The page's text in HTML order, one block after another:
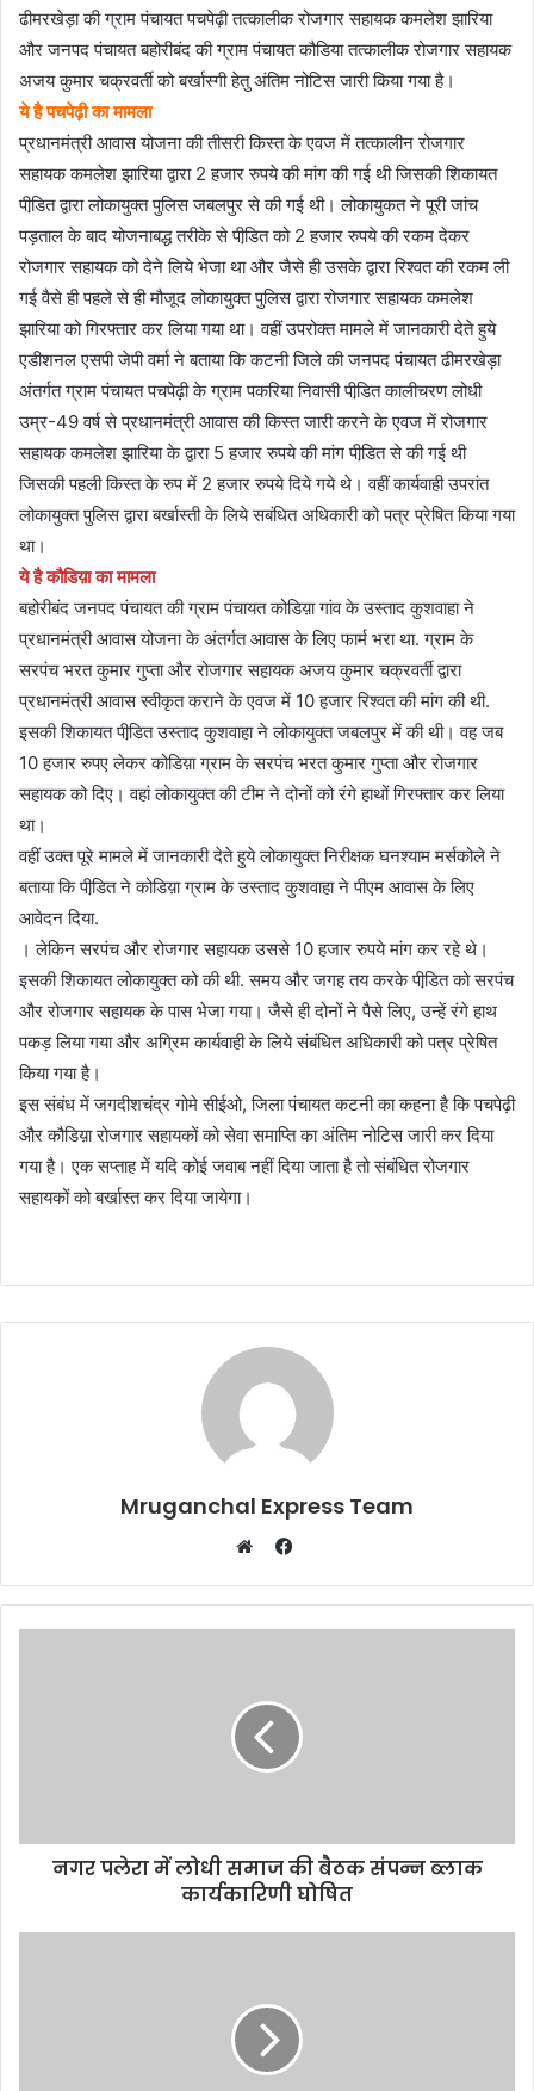
ढीमरखेड़ा की ग्राम पंचायत पचपेढ़ी तत्कालीक रोजगार सहायक कमलेश झारिया
और जनपद पंचायत बहोरीबंद की ग्राम पंचायत कौडिया तत्कालीक रोजगार सहायक
अजय कुमार चक्रवर्ती को बर्खास्गी हेतु अंतिम नोटिस जारी किया गया है।
ये है पचपेढ़ी का मामला
प्रधानमंत्री आवास योजना की तीसरी किस्त के एवज में तत्कालीन रोजगार
सहायक कमलेश झारिया द्वारा 2 हजार रुपये की मांग की गई थी जिसकी शिकायत
पीडि़त द्वारा लोकायुक्त पुलिस जबलपुर से की गई थी। लोकायुकत ने पूरी जांच
पड़ताल के बाद योजनाबद्ध तरीके से पीडि़त को 2 हजार रुपये की रकम देकर
रोजगार सहायक को देने लिये भेजा था और जैसे ही उसके द्वारा रिश्वत की रकम ली
गई वैसे ही पहले से ही मौजूद लोकायुक्त पुलिस द्वारा रोजगार सहायक कमलेश
झारिया को गिरफ्तार कर लिया गया था। वहीं उपरोक्त मामले में जानकारी देते हुये
एडीशनल एसपी जेपी वर्मा ने बताया कि कटनी जिले की जनपद पंचायत ढीमरखेड़ा
अंतर्गत ग्राम पंचायत पचपेढ़ी के ग्राम पकरिया निवासी पीडि़त कालीचरण लोधी
उम्र-49 वर्ष से प्रधानमंत्री आवास की किस्त जारी करने के एवज में रोजगार
सहायक कमलेश झारिया के द्वारा 5 हजार रुपये की मांग पीडि़त से की गई थी
जिसकी पहली किस्त के रुप में 2 हजार रुपये दिये गये थे। वहीं कार्यवाही उपरांत
लोकायुक्त पुलिस द्वारा बर्खास्ती के लिये सबंधित अधिकारी को पत्र प्रेषित किया गया
था।
ये है कौडिय़ा का मामला
बहोरीबंद जनपद पंचायत की ग्राम पंचायत कोडिय़ा गांव के उस्ताद कुशवाहा ने
प्रधानमंत्री आवास योजना के अंतर्गत आवास के लिए फार्म भरा था. ग्राम के
सरपंच भरत कुमार गुप्ता और रोजगार सहायक अजय कुमार चक्रवर्ती द्वारा
प्रधानमंत्री आवास स्वीकृत कराने के एवज में 10 हजार रिश्वत की मांग की थी.
इसकी शिकायत पीडि़त उस्ताद कुशवाहा ने लोकायुक्त जबलपुर में की थी। वह जब
10 हजार रुपए लेकर कोडिय़ा ग्राम के सरपंच भरत कुमार गुप्ता और रोजगार
सहायक को दिए। वहां लोकायुक्त की टीम ने दोनों को रंगे हाथों गिरफ्तार कर लिया
था।
वहीं उक्त पूरे मामले में जानकारी देते हुये लोकायुक्त निरीक्षक घनश्याम मर्सकोले ने
बताया कि पीडि़त ने कोडिय़ा ग्राम के उस्ताद कुशवाहा ने पीएम आवास के लिए
आवेदन दिया.
। लेकिन सरपंच और रोजगार सहायक उससे 10 हजार रुपये मांग कर रहे थे।
इसकी शिकायत लोकायुक्त को की थी. समय और जगह तय करके पीडि़त को सरपंच
और रोजगार सहायक के पास भेजा गया। जैसे ही दोनों ने पैसे लिए, उन्हें रंगे हाथ
पकड़ लिया गया और अग्रिम कार्यवाही के लिये संबंधित अधिकारी को पत्र प्रेषित
किया गया है।
इस संबंध में जगदीशचंद्र गोमे सीईओ, जिला पंचायत कटनी का कहना है कि पचपेढ़ी
और कौडिय़ा रोजगार सहायकों को सेवा समाप्ति का अंतिम नोटिस जारी कर दिया
गया है। एक सप्ताह में यदि कोई जवाब नहीं दिया जाता है तो संबंधित रोजगार
सहायकों को बर्खास्त कर दिया जायेगा।
Mruganchal Express Team
Facebook
नगर पलेरा में लोधी समाज की बैठक संपन्न ब्लाक
कार्यकारिणी घोषित